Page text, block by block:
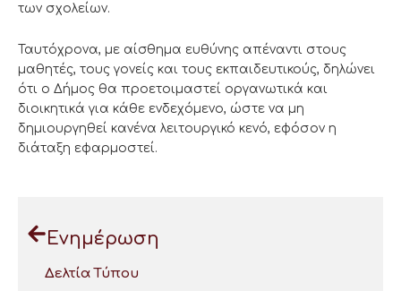
των σχολείων.
Ταυτόχρονα, με αίσθημα ευθύνης απέναντι στους
μαθητές, τους γονείς και τους εκπαιδευτικούς, δηλώνει
ότι ο Δήμος θα προετοιμαστεί οργανωτικά και
διοικητικά για κάθε ενδεχόμενο, ώστε να μη
δημιουργηθεί κανένα λειτουργικό κενό, εφόσον η
διάταξη εφαρμοστεί.
Ενημέρωση
Δελτία Τύπου